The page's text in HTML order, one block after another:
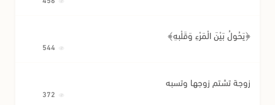
﴿يَحُولُ بَيْنَ الْمَرْءِ وَقَلْبِهِ﴾
زوجة تشتم زوجها وتسبه